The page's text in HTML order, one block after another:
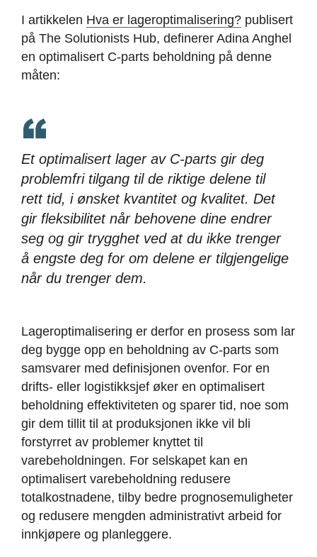
I artikkelen Hva er lageroptimalisering? publisert
på The Solutionists Hub, definerer Adina Anghel
en optimalisert C-parts beholdning på denne
måten:
Et optimalisert lager av C-parts gir deg
problemfri tilgang til de riktige delene til
rett tid, i ønsket kvantitet og kvalitet. Det
gir fleksibilitet når behovene dine endrer
seg og gir trygghet ved at du ikke trenger
å engste deg for om delene er tilgjengelige
når du trenger dem.
Lageroptimalisering er derfor en prosess som lar
deg bygge opp en beholdning av C-parts som
samsvarer med definisjonen ovenfor. For en
drifts- eller logistikksjef øker en optimalisert
beholdning effektiviteten og sparer tid, noe som
gir dem tillit til at produksjonen ikke vil bli
forstyrret av problemer knyttet til
varebeholdningen. For selskapet kan en
optimalisert varebeholdning redusere
totalkostnadene, tilby bedre prognosemuligheter
og redusere mengden administrativt arbeid for
innkjøpere og planleggere.